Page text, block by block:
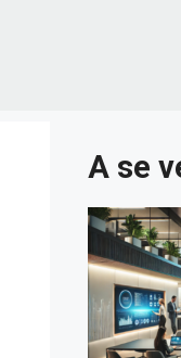
A se